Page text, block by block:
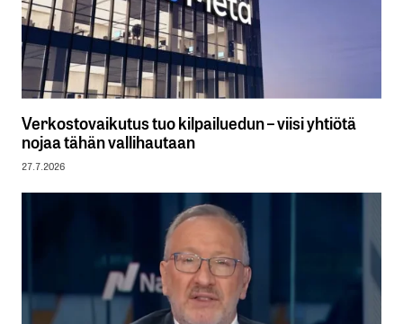
Verkostovaikutus tuo kilpailuedun – viisi yhtiötä
nojaa tähän vallihautaan
27.7.2026